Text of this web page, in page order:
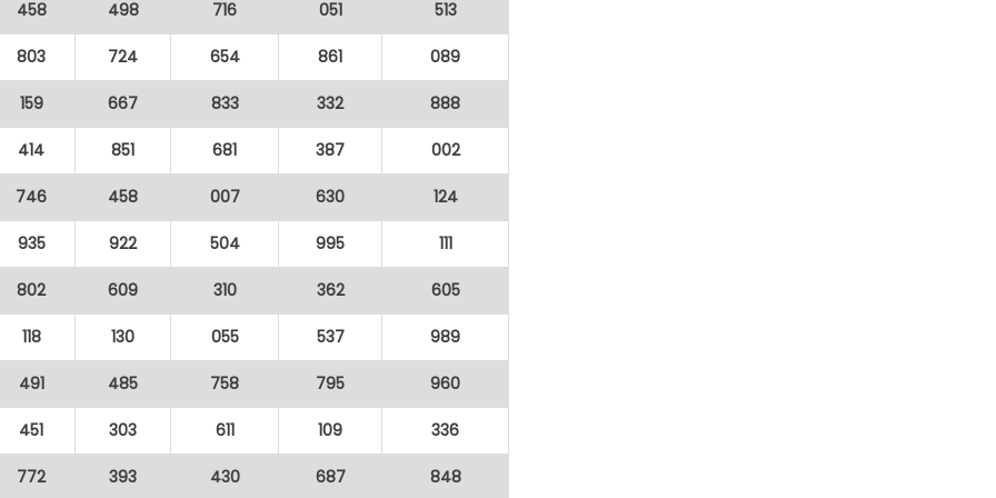
458 498 716 051 513
803 724 654 861 089
159 667 833 332 888
414 851 681 387 002
746 458 007 630 124
935 922 504 995 111
802 609 310 362 605
118 130 055 537 989
491 485 758 795 960
451 303 611 109 336
772 393 430 687 848